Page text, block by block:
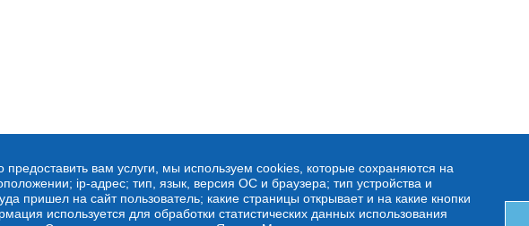
предоставить вам услуги, мы используем cookies, которые сохраняются на
ip-адрес; тип, язык, версия ОС и браузера; тип устройства и
пришел на сайт пользователь; какие страницы открывает и на какие кнопки
используется для обработки статистических данных использования